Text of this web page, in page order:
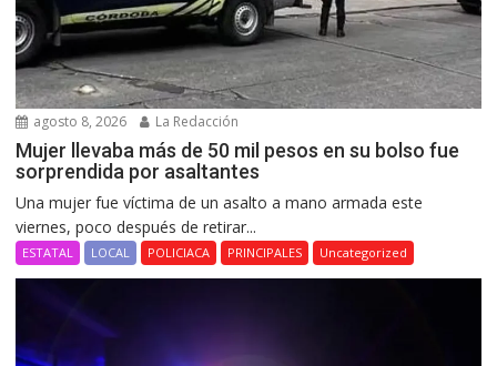
agosto 8, 2026 La Redacción
Mujer llevaba más de 50 mil pesos en su bolso fue
sorprendida por asaltantes
Una mujer fue víctima de un asalto a mano armada este
viernes, poco después de retirar...
ESTATAL LOCAL POLICIACA PRINCIPALES Uncategorized